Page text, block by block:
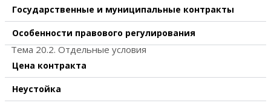
Государственные и муниципальные контракты
Особенности правового регулирования
Тема 20.2. Отдельные условия
Цена контракта
Неустойка